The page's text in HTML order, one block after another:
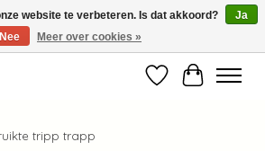
1-2 werkdagen in Nederland en België ✓
Verlanglijst
tripp trapp
website te verbeteren. Is dat akkoord?
Ja
Nee
Meer over cookies »